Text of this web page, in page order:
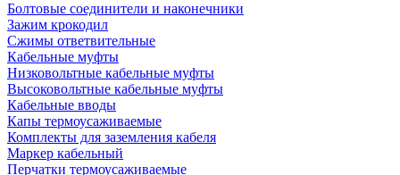
Болтовые соединители и наконечники
Зажим крокодил
Сжимы ответвительные
Кабельные муфты
Низковольтные кабельные муфты
Высоковольтные кабельные муфты
Кабельные вводы
Капы термоусаживаемые
Комплекты для заземления кабеля
Маркер кабельный
Перчатки термоусаживаемые